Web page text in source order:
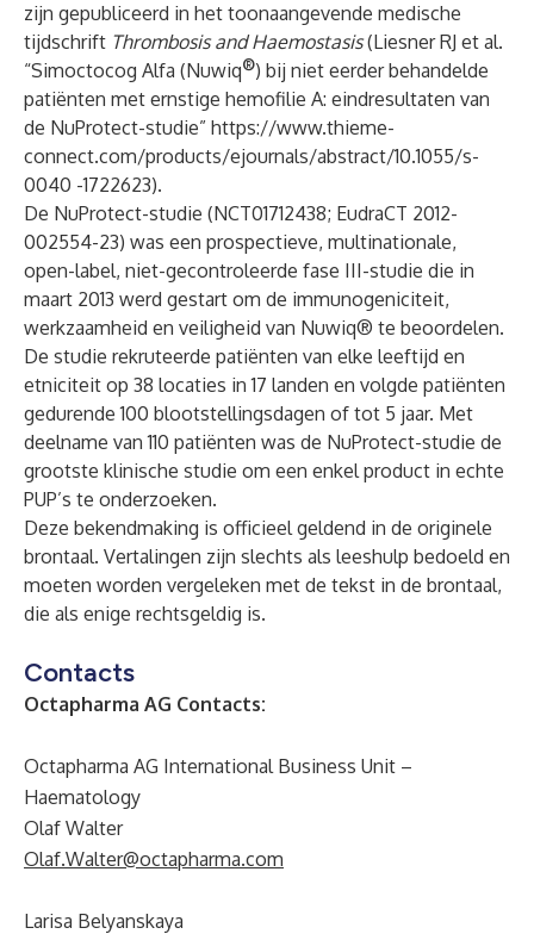
zijn gepubliceerd in het toonaangevende medische
tijdschrift Thrombosis and Haemostasis(Liesner RJ et al.
“Simoctocog Alfa (Nuwiq®) bij niet eerder behandelde
patiënten met ernstige hemofilie A: eindresultaten van
de NuProtect-studie” https://www.thieme-
connect.com/products/ejournals/abstract/10.1055/s-
0040 -1722623).
De NuProtect-studie (NCT01712438; EudraCT 2012-
002554-23) was een prospectieve, multinationale,
open-label, niet-gecontroleerde fase III-studie die in
maart 2013 werd gestart om de immunogeniciteit,
werkzaamheid en veiligheid van Nuwiq® te beoordelen.
De studie rekruteerde patiënten van elke leeftijd en
etniciteit op 38 locaties in 17 landen en volgde patiënten
gedurende 100 blootstellingsdagen of tot 5 jaar. Met
deelname van 110 patiënten was de NuProtect-studie de
grootste klinische studie om een ​​enkel product in echte
PUP’s te onderzoeken.
Deze bekendmaking is officieel geldend in de originele
brontaal. Vertalingen zijn slechts als leeshulp bedoeld en
moeten worden vergeleken met de tekst in de brontaal,
die als enige rechtsgeldig is.
Contacts
Octapharma AG Contacts:
Octapharma AG International Business Unit –
Haematology
Olaf Walter
Olaf.Walter@octapharma.com
Larisa Belyanskaya